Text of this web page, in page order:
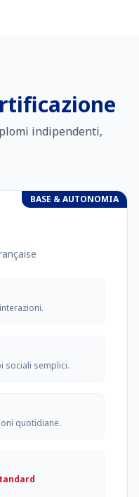
indipendenti,
BASE & AUTONOMIA
sociali semplici.
quotidiane.